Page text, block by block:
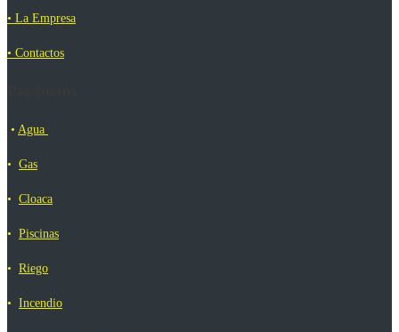
• La Empresa
• Contactos
• Agua
• Gas
• Cloaca
• Piscinas
• Riego
• Incendio